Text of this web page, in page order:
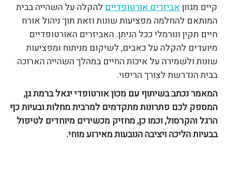
קיים מגווןאביזרים אורטופדייםלהקלה על השהייה בבית
המותאם להחלמה מפציעות שונות וזאת תוך ניהול אורח
חיים תקין ונורמלי ככל הניתן. האביזרים האורטופדיים
מיועדים להקלה על כאבים, לשיקום מניתוח ומפציעות
שונות ולשמירה על איכות החיים במהלך השהייה הארוכה
בבית הנדרשת לצורך הריפוי.
המאמר נכתב בשיתוף עם מכון אורטופדי יגאל ברמת גן,
המספק לכם פתרונות מתקדמים למרבית מחלות ובעיות כף
הרגל והקרסול, וכמו כן, מחזיק מכשירים מיוחדים לטיפול
בבעיות הליכה ויציבה הנובעות מאירוע מוחי.